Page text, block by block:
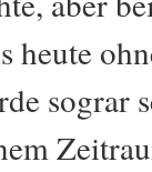
heute
sograr